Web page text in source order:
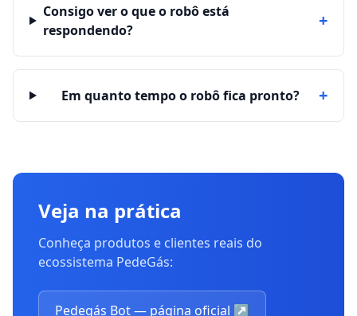
Consigo ver o que o robô está
respondendo?
+
Em quanto tempo o robô fica pronto? +
Veja na prática
Conheça produtos e clientes reais do
ecossistema PedeGás:
Pedegás Bot — página oficial ↗